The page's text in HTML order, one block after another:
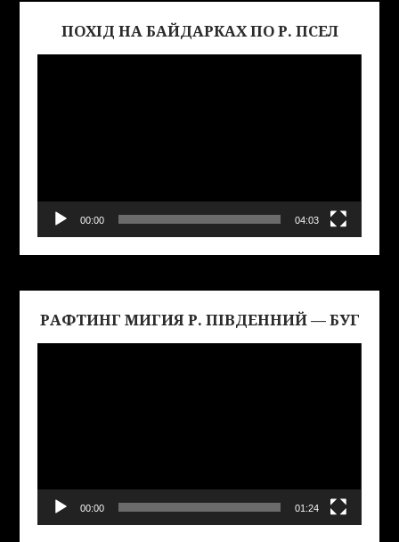
ПОХІД НА БАЙДАРКАХ ПО Р. ПСЕЛ
00:00 04:03
РАФТИНГ МИГИЯ Р. ПІВДЕННИЙ — БУГ
00:00 01:24